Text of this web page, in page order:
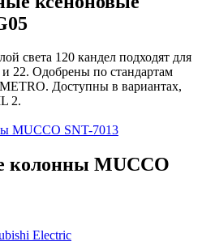
света 120 кандел подходят для
22. Одобрены по стандартам
Доступны в вариантах,
2.
колонны MUCCO